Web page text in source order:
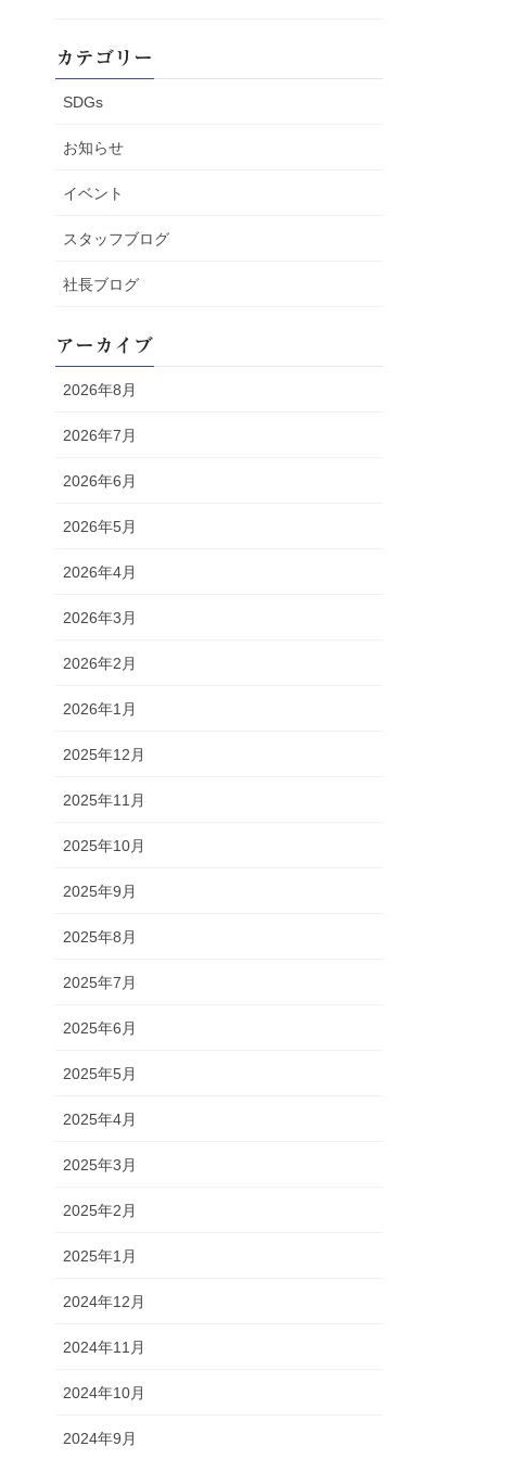
カテゴリー
SDGs
お知らせ
イベント
スタッフブログ
社長ブログ
アーカイブ
2026年8月
2026年7月
2026年6月
2026年5月
2026年4月
2026年3月
2026年2月
2026年1月
2025年12月
2025年11月
2025年10月
2025年9月
2025年8月
2025年7月
2025年6月
2025年5月
2025年4月
2025年3月
2025年2月
2025年1月
2024年12月
2024年11月
2024年10月
2024年9月